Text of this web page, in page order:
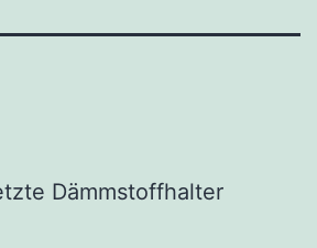
Dämmstoffhalter